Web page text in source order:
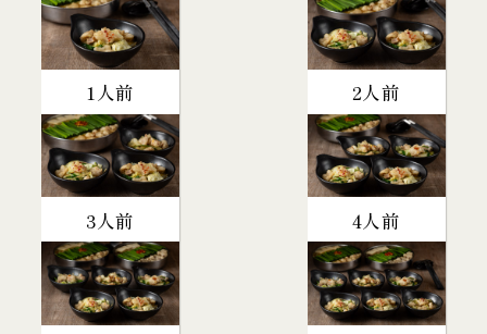
1人前 2人前
3人前 4人前